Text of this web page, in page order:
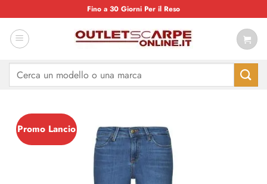
ai
contenuti
Fino a 30 Giorni Per il Reso
Cerca:
Promo Lancio